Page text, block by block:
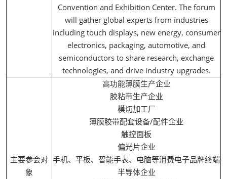
Convention and Exhibition Center. The forum
will gather global experts from industries
including touch displays, new energy, consumer
electronics, packaging, automotive, and
semiconductors to share research, exchange
technologies, and drive industry upgrades.
主要参会对
象
高功能薄膜生产企业
胶粘带生产企业
模切加工厂
薄膜胶带配套设备/配件企业
触控面板
偏光片企业
手机、平板、智能手表、电脑等消费电子品牌终端
半导体企业